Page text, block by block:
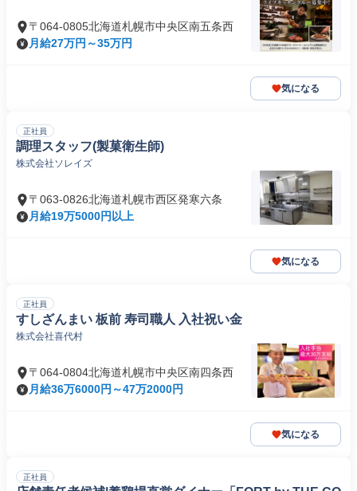
〒064-0805北海道札幌市中央区南五条西
月給27万円～35万円
気になる
正社員
調理スタッフ(製菓衛生師)
株式会社ソレイズ
〒063-0826北海道札幌市西区発寒六条
月給19万5000円以上
気になる
正社員
すしざんまい 板前 寿司職人 入社祝い金
株式会社喜代村
〒064-0804北海道札幌市中央区南四条西
月給36万6000円～47万2000円
気になる
正社員